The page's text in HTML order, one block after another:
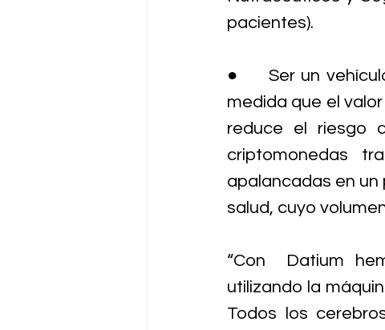
pacientes).
●     Ser un
medida que el
reduce el riesgo
criptomonedas
apalancadas en un
salud, cuyo
“Con  Datium
utilizando la
Todos los